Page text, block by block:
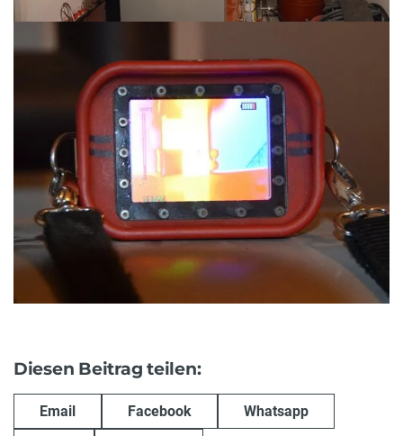
Diesen Beitrag teilen:
Email Facebook Whatsapp